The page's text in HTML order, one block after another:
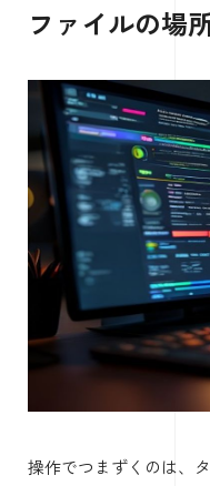
ファイルの場
操作でつまずくのは、